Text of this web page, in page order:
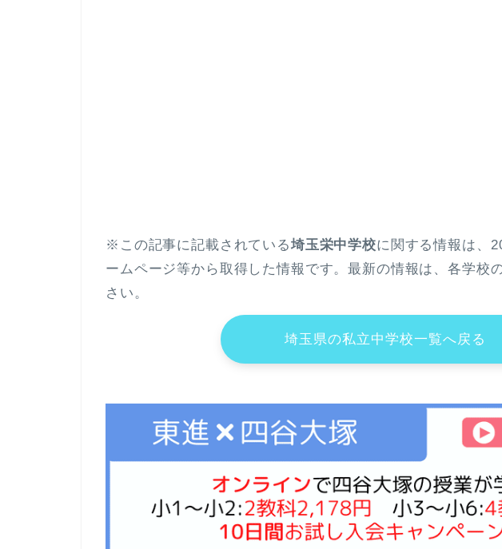
※この記事に記載されている埼玉栄中学校に関する情報は、
ームページ等から取得した情報です。最新の情報は、各学校
さい。
埼玉県の私立中学校一覧へ戻る